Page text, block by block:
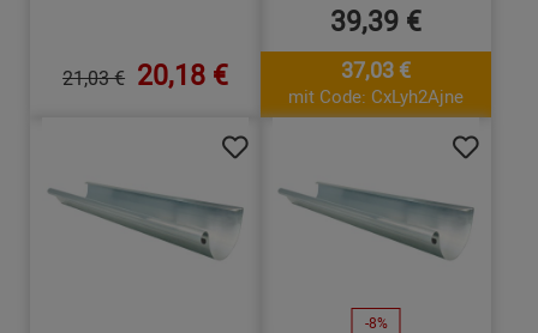
21,03 € 20,18 €
39,39 €
37,03 €
mit Code: CxLyh2Ajne
-8%